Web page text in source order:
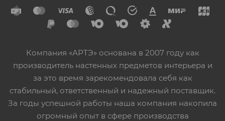
Компания «АРТЭ» основана в 2007 году как
производитель настенных предметов интерьера и
за это время зарекомендовала себя как
стабильный, ответственный и надежный поставщик.
За годы успешной работы наша компания накопила
огромный опыт в сфере производства